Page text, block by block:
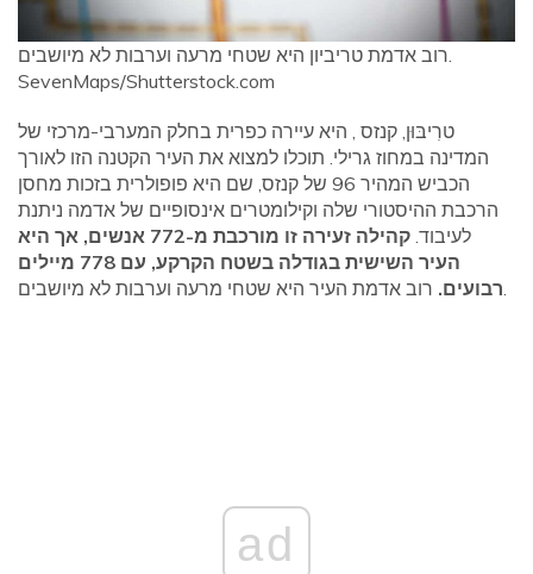
SevenMaps/Shutterstock.com
טרִיבּוּן, קנזס , היא עיירה כפרית בחלק המערבי-מרכזי של
המדינה במחוז גרילי. תוכלו למצוא את העיר הקטנה הזו לאורך
הכביש המהיר 96 של קנזס, שם היא פופולרית בזכות מחסן
הרכבת ההיסטורי שלה וקילומטרים אינסופיים של אדמה ניתנת
לעיבוד.
קהילה זעירה זו מורכבת מ-772 אנשים, אך היא
העיר השישית בגודלה בשטח הקרקע, עם 778 מיילים
רבועים.
ad